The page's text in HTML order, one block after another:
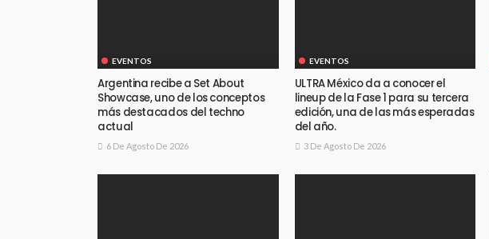
EVENTOS
Argentina recibe a Set About
Showcase, uno de los conceptos
más destacados del techno
actual
6 De Agosto De 2026
EVENTOS
ULTRA México da a conocer el
lineup de la Fase 1 para su tercera
edición, una de las más esperadas
del año.
3 De Agosto De 2026